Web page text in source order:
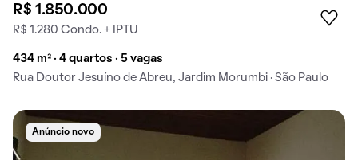
R$ 1.850.000
R$ 1.280 Condo. + IPTU
434 m² · 4 quartos · 5 vagas
Rua Doutor Jesuíno de Abreu, Jardim Morumbi · São Paulo
Anúncio novo